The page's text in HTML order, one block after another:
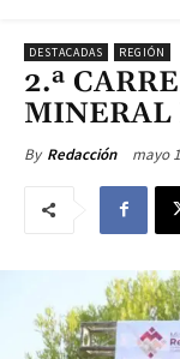
DESTACADAS REGIÓN
2.ª
MINERAL
By Redacción mayo